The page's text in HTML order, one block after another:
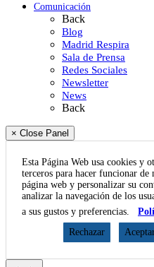
Comunicación
Back
Blog
Madrid Respira
Sala de Prensa
Redes Sociales
Newsletter
News
Back
× Close Panel
Esta Página Web usa cookies y
terceros para hacer funcionar de
página web y personalizar su
analizar la navegación de los
a sus gustos y preferencias.
Rechazar